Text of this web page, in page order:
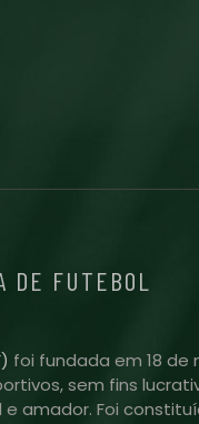
DE FUTEBOL
foi fundada em 18 de
sem fins
amador. Foi